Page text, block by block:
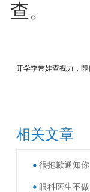
查。
开学季带娃查视力，即
相关文章
很抱歉通知